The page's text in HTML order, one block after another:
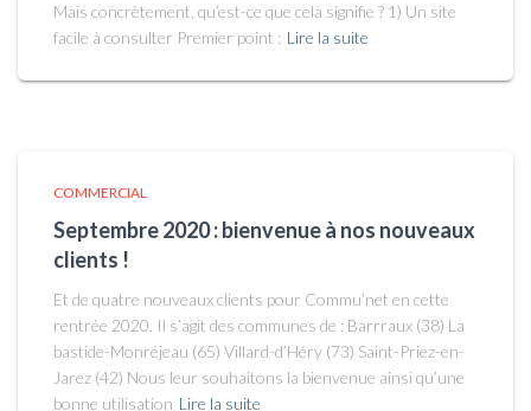
Mais concrètement, qu’est-ce que cela signifie ? 1) Un site
facile à consulter Premier point : Lire la suite
COMMERCIAL
Septembre 2020 : bienvenue à nos nouveaux
clients !
Et de quatre nouveaux clients pour Commu’net en cette
rentrée 2020. Il s’agit des communes de : Barrraux (38) La
bastide-Monréjeau (65) Villard-d’Héry (73) Saint-Priez-en-
Jarez (42) Nous leur souhaitons la bienvenue ainsi qu’une
bonne utilisation Lire la suite